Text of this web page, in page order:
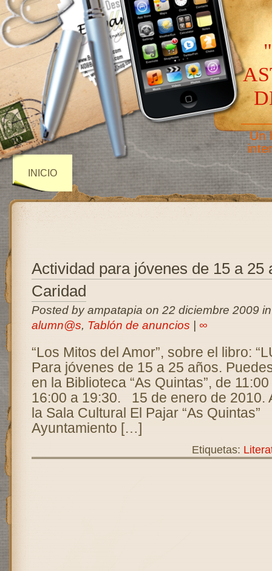
Un
INICIO
Actividad para jóvenes de 15 a 25
Caridad
Posted by ampatapia on 22 diciembre 2009
alumn@s, Tablón de anuncios ∞
“Los Mitos del Amor”, sobre el libro:
Para jóvenes de 15 a 25 años.
en la Biblioteca “As Quintas”, de
16:00 a 19:30. 15 de enero de 2010.
la Sala Cultural El Pajar “As
Ayuntamiento […]
Etiquetas: